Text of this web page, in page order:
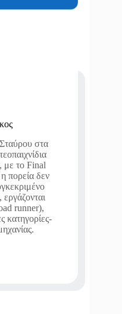
στα
με το Final
πορεία δεν
runner),
κατηγορίες-